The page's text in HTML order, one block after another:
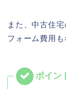
また、中古住
フォーム費用も